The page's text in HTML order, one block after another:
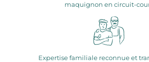
maquignon en circuit-
Expertise familiale reconnue et